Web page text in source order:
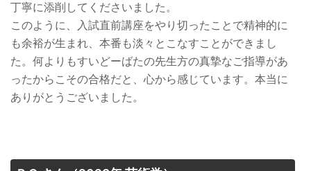
丁寧に添削してくださいました。
このように、入試直前講座をやり切ったことで精神的に
も余裕が生まれ、本番も淡々とこなすことができまし
た。何よりもすいどーばたの先生方の真摯なご指導があ
ったからこその合格だと、心から感じています。本当に
ありがとうございました。